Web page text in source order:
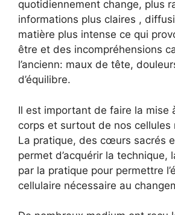
quotidiennement change, plus
informations plus claires ,
matière plus intense ce qui
être et des incompréhensions
l’ancienn: maux de tête,
d’équilibre.
Il est important de faire la mise
corps et surtout de nos cellules
La pratique, des cœurs sacrés
permet d’acquérir la technique,
par la pratique pour permettre
cellulaire nécessaire au